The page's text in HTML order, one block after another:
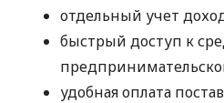
отдельный учет
быстрый доступ к
удобная оплата